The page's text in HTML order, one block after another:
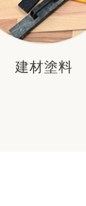
建材塗料